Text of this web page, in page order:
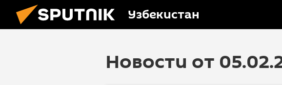
Узбекистан
Новости от